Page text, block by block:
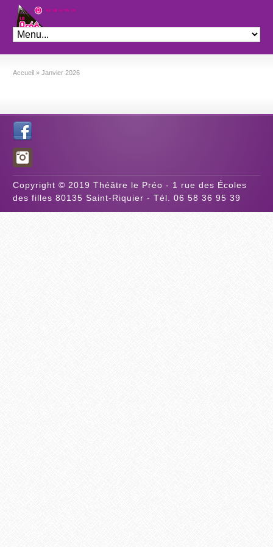
Théâtre le Préo
Accueil » Janvier 2026
Copyright © 2019 Théâtre le Préo - 1 rue des Écoles
des filles 80135 Saint-Riquier - Tél. 06 58 36 95 39